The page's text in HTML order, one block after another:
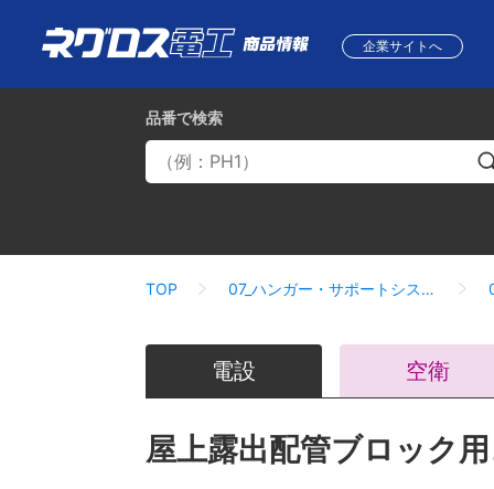
企業サイトへ
品番で検索
TOP 07_ハンガー・サポートシステム
電設 空衛
屋上露出配管ブロック